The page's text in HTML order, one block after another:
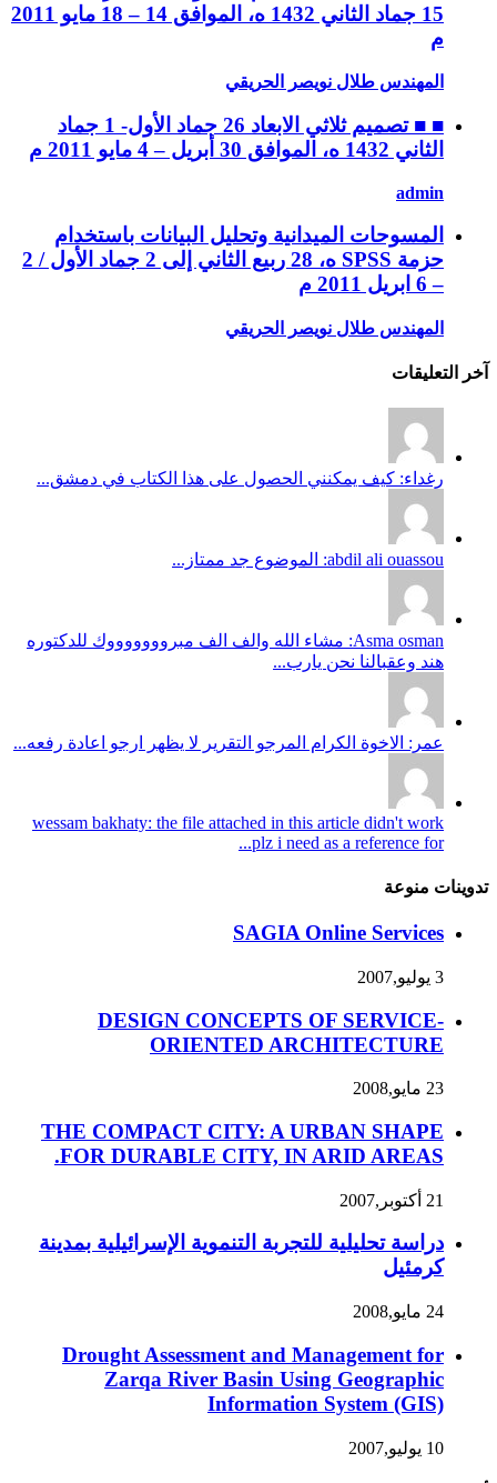
15 جماد الثاني 1432 ه، الموافق 14 – 18 مايو 2011
م
المهندس طلال نويصر الحريقي
■ ■ تصميم ثلاثي الابعاد 26 جماد الأول- 1 جماد
الثاني 1432 ه، الموافق 30 أبريل – 4 مايو 2011 م
admin
المسوحات الميدانية وتحليل البيانات باستخدام
حزمة SPSS ه، 28 ربيع الثاني إلى 2 جماد الأول / 2
– 6 ابريل 2011 م
المهندس طلال نويصر الحريقي
آخر التعليقات
رغداء: كيف يمكنني الحصول على هذا الكتاب في دمشق...
abdil ali ouassou: الموضوع جد ممتاز...
Asma osman: مشاء الله والف الف مبروووووووك للدكتوره
هند وعقبالنا نحن يارب...
عمر: الاخوة الكرام المرجو التقرير لا يظهر ارجو اعادة رفعه...
wessam bakhaty: the file attached in this article didn't work
plz i need as a reference for...
تدوينات منوعة
SAGIA Online Services
3 يوليو,2007
DESIGN CONCEPTS OF SERVICE-
ORIENTED ARCHITECTURE
23 مايو,2008
THE COMPACT CITY: A URBAN SHAPE
FOR DURABLE CITY, IN ARID AREAS.
21 أكتوبر,2007
دراسة تحليلية للتجربة التنموية الإسرائيلية بمدينة
كرمئيل
24 مايو,2008
Drought Assessment and Management for
Zarqa River Basin Using Geographic
Information System (GIS)
10 يوليو,2007